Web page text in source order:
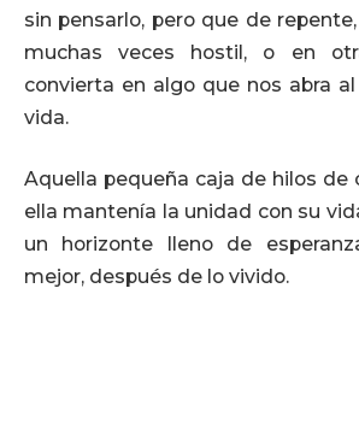
sin pensarlo, pero que de
muchas veces hostil, o en
convierta en algo que nos abra
vida.
Aquella pequeña caja de hilos de
ella mantenía la unidad con su
un horizonte lleno de
mejor, después de lo vivido.